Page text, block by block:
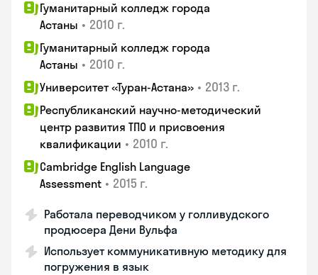
Гуманитарный колледж города
Астаны • 2010 г.
Гуманитарный колледж города
Астаны • 2010 г.
Университет «Туран-Астана» • 2013 г.
Республиканский научно-методический
центр развития ТПО и присвоения
квалификации • 2010 г.
Cambridge English Language
Assessment • 2015 г.
Работала переводчиком у голливудского
продюсера Дени Вульфа
Использует коммуникативную методику для
погружения в язык